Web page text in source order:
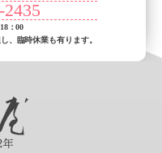
2435
：00
、臨時休業も有ります。